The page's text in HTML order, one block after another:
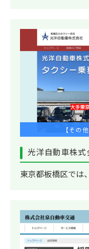
【その
光洋自動車株式
東京都板橋区では